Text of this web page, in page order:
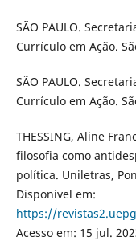
SÃO PAULO.
Currículo em Ação.
SÃO PAULO.
Currículo em Ação.
THESSING, Aline
filosofia como
política. Uniletras,
Disponível em:
https://
Acesso em: 15 jul.